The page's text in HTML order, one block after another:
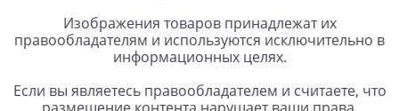
Изображения товаров принадлежат их
правообладателям и используются исключительно в
информационных целях.
Если вы являетесь правообладателем и считаете, что
размещение контента нарушает ваши права,